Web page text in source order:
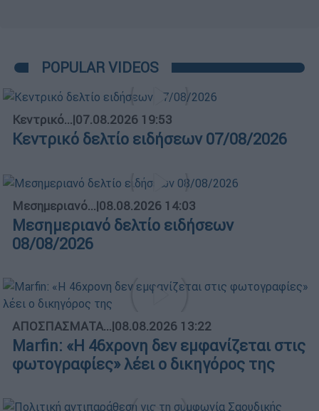
POPULAR VIDEOS
Κεντρικό...|07.08.2026 19:53
Κεντρικό δελτίο ειδήσεων 07/08/2026
Μεσημεριανό...|08.08.2026 14:03
Μεσημεριανό δελτίο ειδήσεων
08/08/2026
ΑΠΟΣΠΑΣΜΑΤΑ...|08.08.2026 13:22
Marfin: «Η 46χρονη δεν εμφανίζεται στις
φωτογραφίες» λέει ο δικηγόρος της